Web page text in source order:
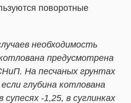
поворотные
необходимость
предусмотрена
На песчаных грунтах
глубина котлована
-1,25, в суглинках